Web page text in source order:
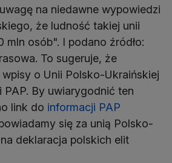
na niedawne wypowiedzi
że ludność takiej unii
mln osób". I podano źródło:
To sugeruje, że
o Unii Polsko-Ukraińskiej
PAP. By uwiarygodnić ten
link do informacji PAP
się za unią Polsko-
deklaracja polskich elit